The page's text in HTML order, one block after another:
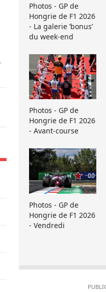
Photos - GP de
Hongrie de F1 2026
- La galerie ’bonus’
du week-end
Photos - GP de
Hongrie de F1 2026
- Avant-course
Photos - GP de
Hongrie de F1 2026
- Vendredi